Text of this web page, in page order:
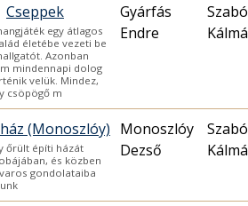
Cseppek
egy átlagos
életébe vezeti be
Azonban
mindennapi dolog
velük. Mindez,
csöpögő m
Gyárfás
Endre
Szabó
(Monoszlóy)
őrült építi házát
és közben
gondolataiba
Monoszlóy
Dezső
Szabó